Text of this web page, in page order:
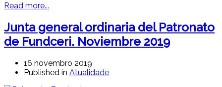
Read more...
Junta general ordinaria del Patronato
de Fundceri. Noviembre 2019
16 novembro 2019
Published in Atualidade